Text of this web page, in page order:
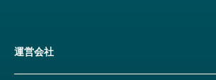
運営会社